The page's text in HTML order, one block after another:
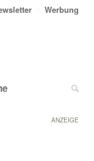
Werbung
ANZEIGE